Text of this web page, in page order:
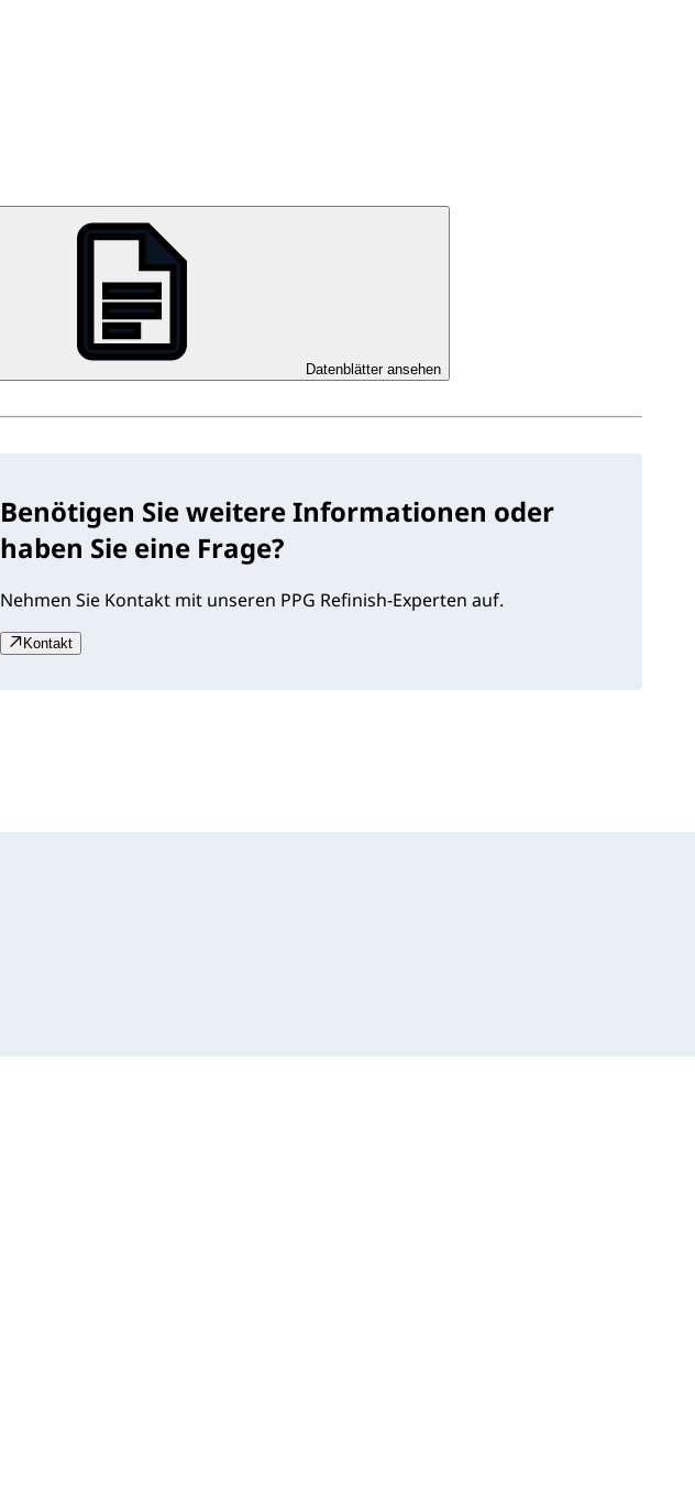
Datenblätter ansehen
Benötigen Sie weitere Informationen oder
haben Sie eine Frage?
Nehmen Sie Kontakt mit unseren PPG Refinish-Experten auf.
Kontakt